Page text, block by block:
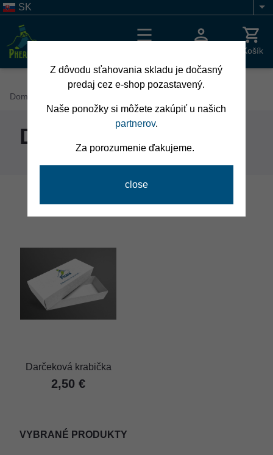
Skočiť
hlavný
obsah
SK
Košík
Breadcrumb
Domov
Darčekové balenie
Darčeková krabička
2,50 €
Z dôvodu sťahovania skladu je dočasný
predaj cez e-shop pozastavený.
Naše ponožky si môžete zakúpiť u našich
partnerov.
Za porozumenie ďakujeme.
VYBRANÉ PRODUKTY